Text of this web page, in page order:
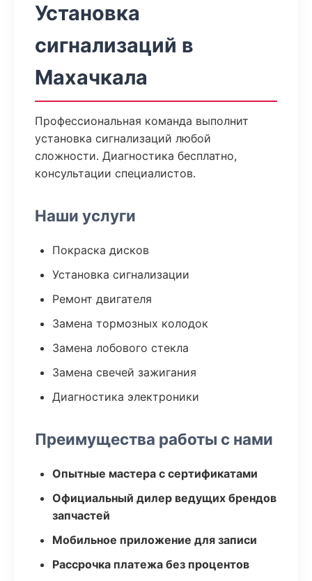
Установка
сигнализаций в
Махачкала
Профессиональная команда выполнит
установка сигнализаций любой
сложности. Диагностика бесплатно,
консультации специалистов.
Наши услуги
Покраска дисков
Установка сигнализации
Ремонт двигателя
Замена тормозных колодок
Замена лобового стекла
Замена свечей зажигания
Диагностика электроники
Преимущества работы с нами
Опытные мастера с сертификатами
Официальный дилер ведущих брендов
запчастей
Мобильное приложение для записи
Рассрочка платежа без процентов